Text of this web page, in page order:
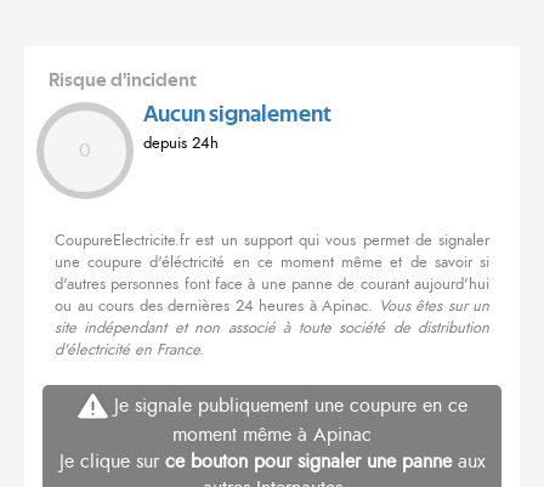
Risque d'incident
0
Aucun signalement
depuis 24h
CoupureElectricite.fr est un support qui vous permet de signaler
une coupure d'éléctricité en ce moment même et de savoir si
d'autres personnes font face à une panne de courant aujourd'hui
ou au cours des dernières 24 heures à Apinac. Vous êtes sur un
site indépendant et non associé à toute société de distribution
d'électricité en France.
Je signale publiquement une coupure en ce
moment même à Apinac
Je clique sur ce bouton pour signaler une panneaux